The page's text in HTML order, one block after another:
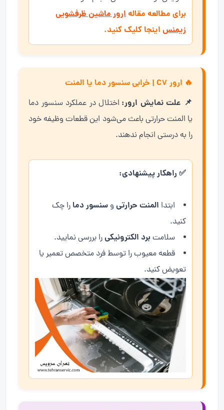
برای مطالعه مقالهارور ماشین ظرفشویی
زیمنس اینجا کلیک کنید.
🔥 ارور C7 | خرابی سنسور دما یا المنت
📌 علت نمایش ارور: اختلال در عملکرد سنسور دما
یا المنت حرارتی باعث می‌شود این قطعات وظیفه خود
را به درستی انجام ندهند.
✅ راهکار پیشنهادی:
ابتدا المنت حرارتی و سنسور دما را چک
کنید.
سلامت برد الکترونیکیرا بررسی نمایید.
قطعه معیوب را توسط فرد متخصص تعمیر یا
تعویض کنید.